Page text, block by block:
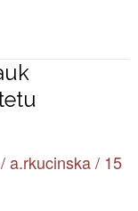
a.rkucinska/ 15